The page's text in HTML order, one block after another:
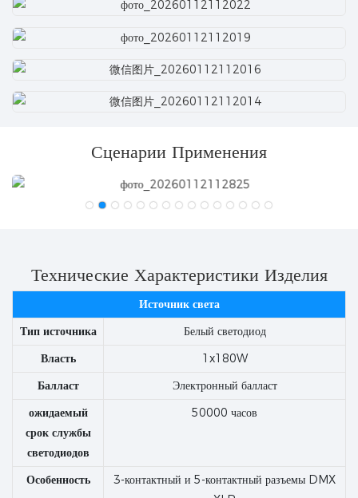
Сценарии Применения
Технические Характеристики Изделия
Источник света
Тип источника
Белый светодиод
Власть
1x180W
Балласт
Электронный балласт
ожидаемый
срок службы
светодиодов
50000 часов
Особенность
3-контактный и 5-контактный разъемы DMX